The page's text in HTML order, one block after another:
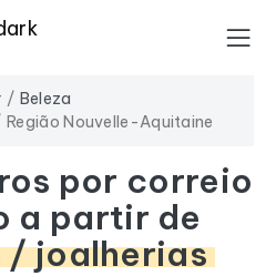
Beleza
Região Nouvelle-Aquitaine
por correio
a partir de
/ joalherias